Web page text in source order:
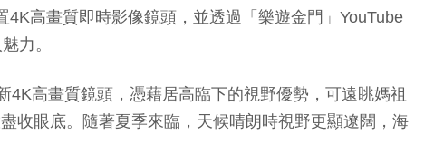
高畫質即時影像鏡頭，並透過「樂遊金門」YouTube
力。
高畫質鏡頭，憑藉居高臨下的視野優勢，可遠眺媽祖
收眼底。隨著夏季來臨，天候晴朗時視野更顯遼闊，海